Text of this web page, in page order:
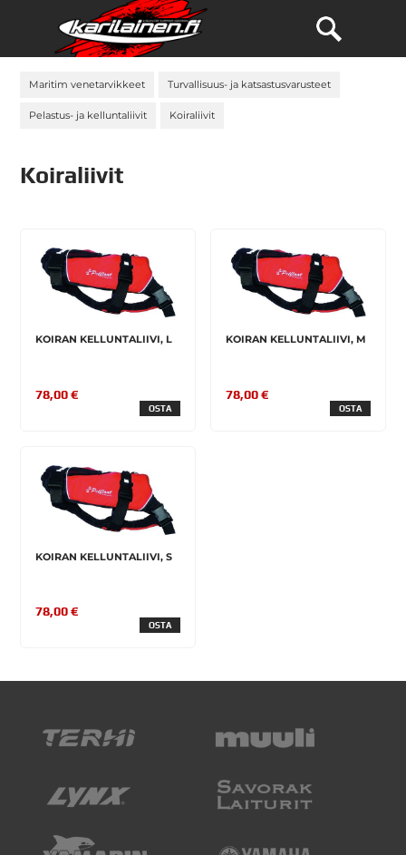
Maritim venetarvikkeet Turvallisuus- ja katsastusvarusteet
Pelastus- ja kelluntaliivit Koiraliivit
Koiraliivit
KOIRAN KELLUNTALIIVI, L
78,00 €
OSTA
KOIRAN KELLUNTALIIVI, M
78,00 €
OSTA
KOIRAN KELLUNTALIIVI, S
78,00 €
OSTA